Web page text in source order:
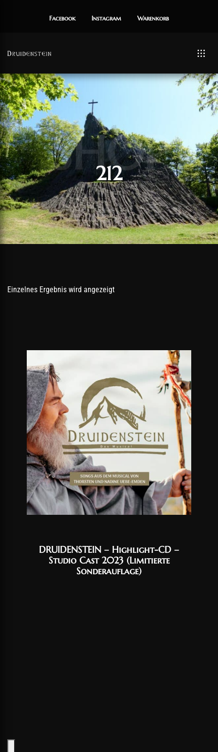
Facebook Instagram Warenkorb
SHOP
212
Einzelnes Ergebnis wird angezeigt
DRUIDENSTEIN – Highlight-CD –
Studio Cast 2023 (Limitierte
Sonderauflage)